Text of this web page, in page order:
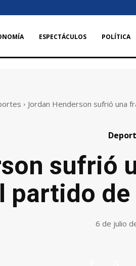
ESPECTÁCULOS POLÍTICA
Jordan Henderson sufrió una
sufrió
partido
6 de julio